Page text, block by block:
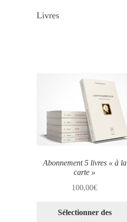
Livres
Abonnement 5 livres « à la
carte »
100,00€
Sélectionner des